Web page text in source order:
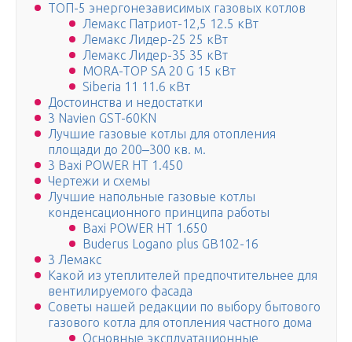
ТОП-5 энергонезависимых газовых котлов
Лемакс Патриот-12,5 12.5 кВт
Лемакс Лидер-25 25 кВт
Лемакс Лидер-35 35 кВт
MORA-TOP SA 20 G 15 кВт
Siberia 11 11.6 кВт
Достоинства и недостатки
3 Navien GST-60KN
Лучшие газовые котлы для отопления
площади до 200‒300 кв. м.
3 Baxi POWER HT 1.450
Чертежи и схемы
Лучшие напольные газовые котлы
конденсационного принципа работы
Baxi POWER HT 1.650
Buderus Logano plus GB102-16
3 Лемакс
Какой из утеплителей предпочтительнее для
вентилируемого фасада
Советы нашей редакции по выбору бытового
газового котла для отопления частного дома
Основные эксплуатационные